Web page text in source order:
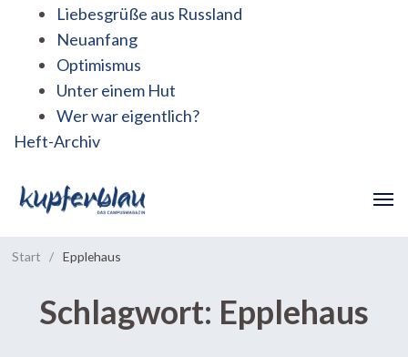
Liebesgrüße aus Russland
Neuanfang
Optimismus
Unter einem Hut
Wer war eigentlich?
Heft-Archiv
Start / Epplehaus
Schlagwort: Epplehaus